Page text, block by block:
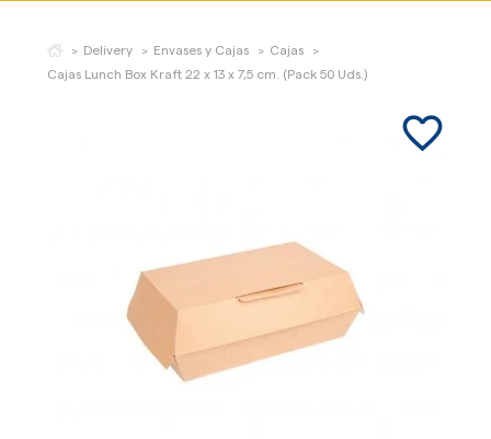
Delivery Envases y Cajas
Cajas
Cajas Lunch Box Kraft 22 x 13 x 7,5 cm. (Pack 50 Uds.)
favorite_border